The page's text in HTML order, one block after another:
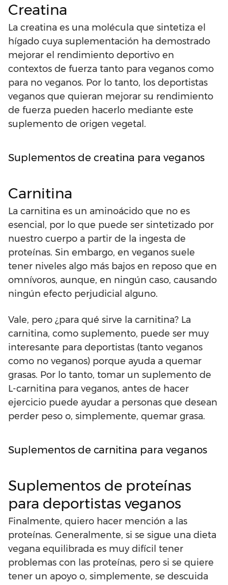
Creatina
La creatina es una molécula que sintetiza el
hígado cuya suplementación ha demostrado
mejorar el rendimiento deportivo en
contextos de fuerza tanto para veganos como
para no veganos. Por lo tanto, los deportistas
veganos que quieran mejorar su rendimiento
de fuerza pueden hacerlo mediante este
suplemento de origen vegetal.
Suplementos de creatina para veganos
Carnitina
La carnitina es un aminoácido que no es
esencial, por lo que puede ser sintetizado por
nuestro cuerpo a partir de la ingesta de
proteínas. Sin embargo, en veganos suele
tener niveles algo más bajos en reposo que en
omnívoros, aunque, en ningún caso, causando
ningún efecto perjudicial alguno.
Vale, pero ¿para qué sirve la carnitina? La
carnitina, como suplemento, puede ser muy
interesante para deportistas (tanto veganos
como no veganos) porque ayuda a quemar
grasas. Por lo tanto, tomar un suplemento de
L-carnitina para veganos, antes de hacer
ejercicio puede ayudar a personas que desean
perder peso o, simplemente, quemar grasa.
Suplementos de carnitina para veganos
Suplementos de proteínas
para deportistas veganos
Finalmente, quiero hacer mención a las
proteínas. Generalmente, si se sigue una dieta
vegana equilibrada es muy difícil tener
problemas con las proteínas, pero si se quiere
tener un apoyo o, simplemente, se descuida